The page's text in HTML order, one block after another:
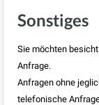
Sonstiges
Sie möchten
Anfrage.
Anfragen ohne
telefonische